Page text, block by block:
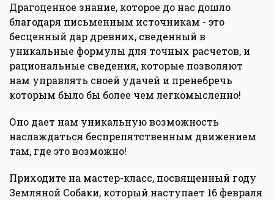
Драгоценное знание, которое до нас дошло
благодаря письменным источникам - это
бесценный дар древних, сведенный в
уникальные формулы для точных расчетов, и
рациональные сведения, которые позволяют
нам управлять своей удачей и пренебречь
которым было бы более чем легкомысленно!
Оно дает нам уникальную возможность
наслаждаться беспрепятственным движением
там, где это возможно!
Приходите на мастер-класс, посвященный году
Земляной Собаки, который наступает 16 февраля